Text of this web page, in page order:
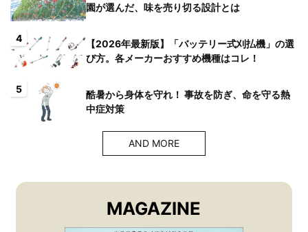
園が選んだ、味を売り切る設計とは
4
【2026年最新版】「バッテリー式刈払機」の選
び方。各メーカーおすすめ機種はコレ！
5
酷暑から身体を守れ！ 事故を防ぎ、命を守る熱
中症対策
AND MORE
MAGAZINE